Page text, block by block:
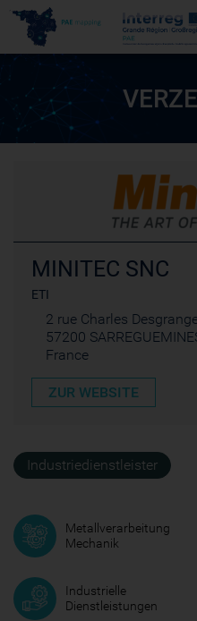
MINITEC SNC
ETI
2 rue Charles
57200
France
ZUR WEBSITE
Industriedienstleister
Metallverarbeitung
Mechanik
Industrielle
Dienstleistungen